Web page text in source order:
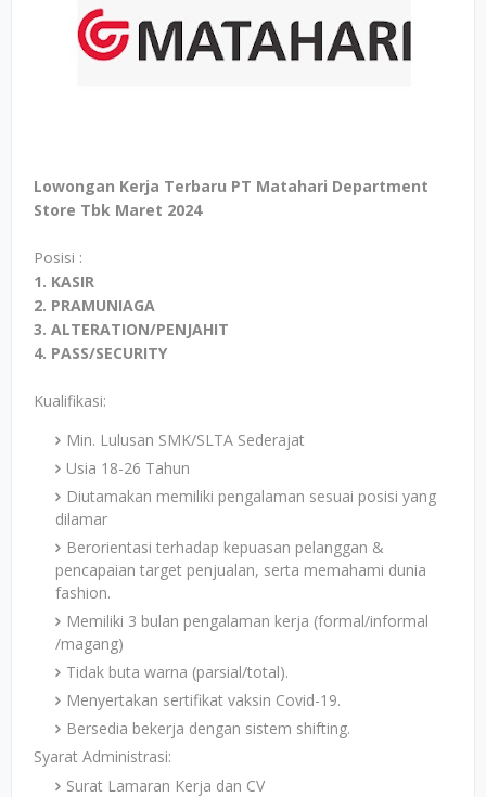
Lowongan Kerja Terbaru PT Matahari Department
Store Tbk Maret 2024
Posisi :
1. KASIR
2. PRAMUNIAGA
3. ALTERATION/PENJAHIT
4. PASS/SECURITY
Kualifikasi:
Min. Lulusan SMK/SLTA Sederajat
Usia 18-26 Tahun
Diutamakan memiliki pengalaman sesuai posisi yang
dilamar
Berorientasi terhadap kepuasan pelanggan &
pencapaian target penjualan, serta memahami dunia
fashion.
Memiliki 3 bulan pengalaman kerja (formal/informal
/magang)
Tidak buta warna (parsial/total).
Menyertakan sertifikat vaksin Covid-19.
Bersedia bekerja dengan sistem shifting.
Syarat Administrasi:
Surat Lamaran Kerja dan CV